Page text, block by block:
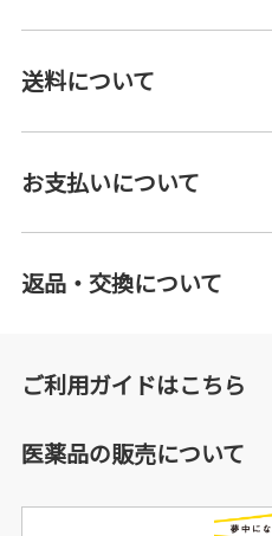
送料について
お支払いについて
返品・交換について
ご利用ガイドはこちら
医薬品の販売について